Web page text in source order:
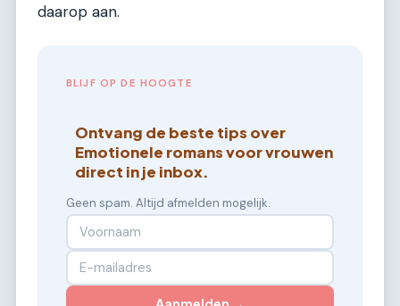
daarop aan.
BLIJF OP DE HOOGTE
Ontvang de beste tips over
Emotionele romans voor vrouwen
direct in je inbox.
Geen spam. Altijd afmelden mogelijk.